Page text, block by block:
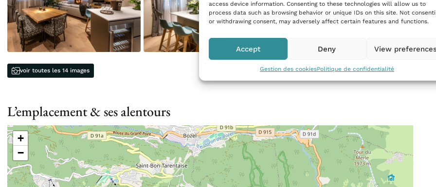
access device information. Consenting to these technologies will allow us to
process data such as browsing behavior or unique IDs on this site. Not
or withdrawing consent, may adversely affect certain features and functions.
Accept Deny View
Gestion des cookiesPolitique de confidentialité
voir toutes les 14 images
L’emplacement & ses alentours
+
−